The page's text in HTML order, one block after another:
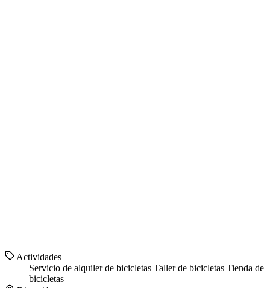
Actividades
Servicio de alquiler de bicicletas Taller de bicicletas Tienda de
bicicletas